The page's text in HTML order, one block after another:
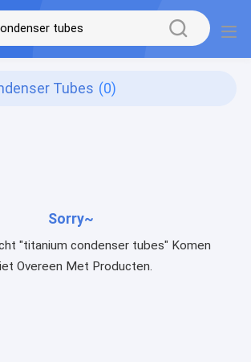
Tubes (0)
Sorry~
"titanium condenser tubes" Komen
Overeen Met Producten.